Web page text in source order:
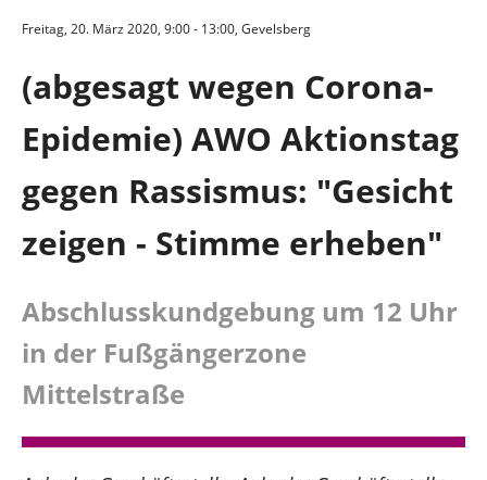
Hagen und südlicher Ennepe-Ruhr-Kreis
Über mich
Kontakt
Presse
Reden
Termine
Freitag, 20. März 2020, 9:00 - 13:00, Gevelsberg
(abgesagt wegen Corona-
Epidemie) AWO Aktionstag
gegen Rassismus: "Gesicht
zeigen - Stimme erheben"
Abschlusskundgebung um 12 Uhr
in der Fußgängerzone
Mittelstraße